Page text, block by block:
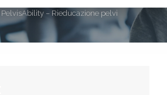
PelvisAbility – Rieducazione pelvi